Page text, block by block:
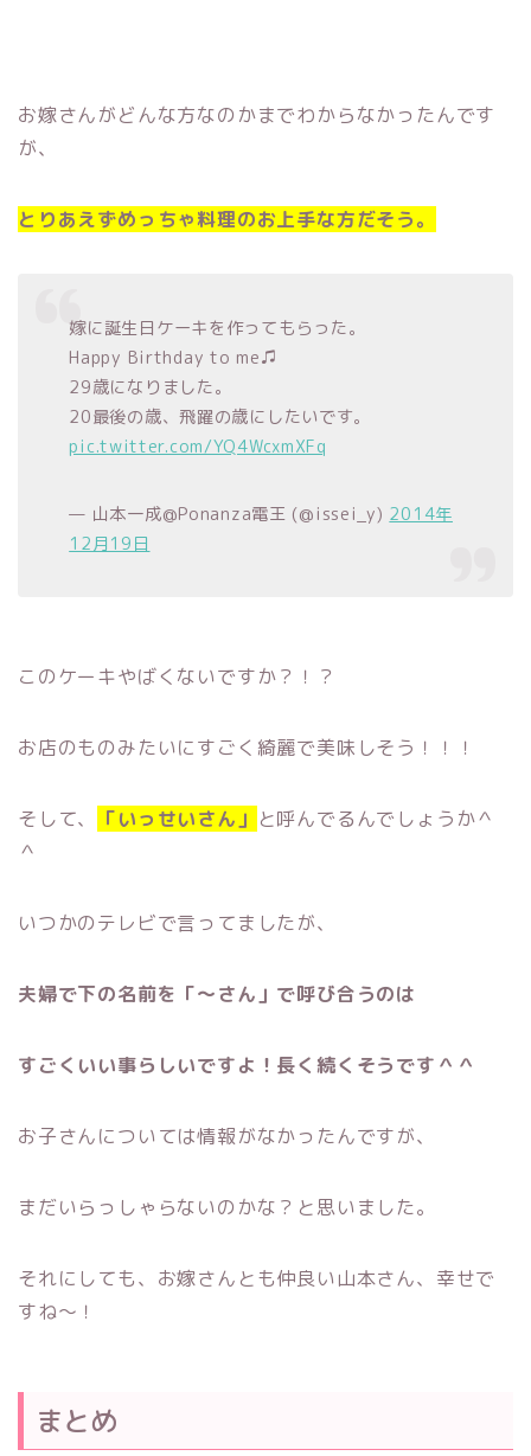
お嫁さんがどんな方なのかまでわからなかったんです
が、
とりあえずめっちゃ料理のお上手な方だそう。
嫁に誕生日ケーキを作ってもらった。
Happy Birthday to me♫
29歳になりました。
20最後の歳、飛躍の歳にしたいです。
pic.twitter.com/YQ4WcxmXFq
— 山本一成@Ponanza電王 (@issei_y) 2014年
12月19日
このケーキやばくないですか？！？
お店のものみたいにすごく綺麗で美味しそう！！！
そして、 「いっせいさん」 と呼んでるんでしょうか＾
＾
いつかのテレビで言ってましたが、
夫婦で下の名前を「〜さん」で呼び合うのは
すごくいい事らしいですよ！長く続くそうです＾＾
お子さんについては情報がなかったんですが、
まだいらっしゃらないのかな？と思いました。
それにしても、お嫁さんとも仲良い山本さん、幸せで
すね〜！
まとめ